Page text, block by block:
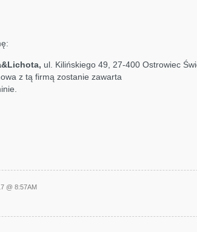
ul. Kilińskiego 49, 27-400 Ostrowiec
z tą firmą zostanie zawarta
@ 8:57AM